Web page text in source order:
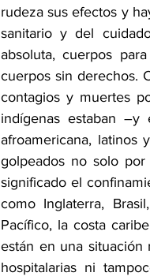
rudeza sus efectos y
sanitario y del
absoluta, cuerpos
cuerpos sin derechos.
contagios y muertes
indígenas estaban –y
afroamericana, latinos
golpeados no solo
significado el
como Inglaterra,
Pacífico, la costa
están en una situación
hospitalarias ni